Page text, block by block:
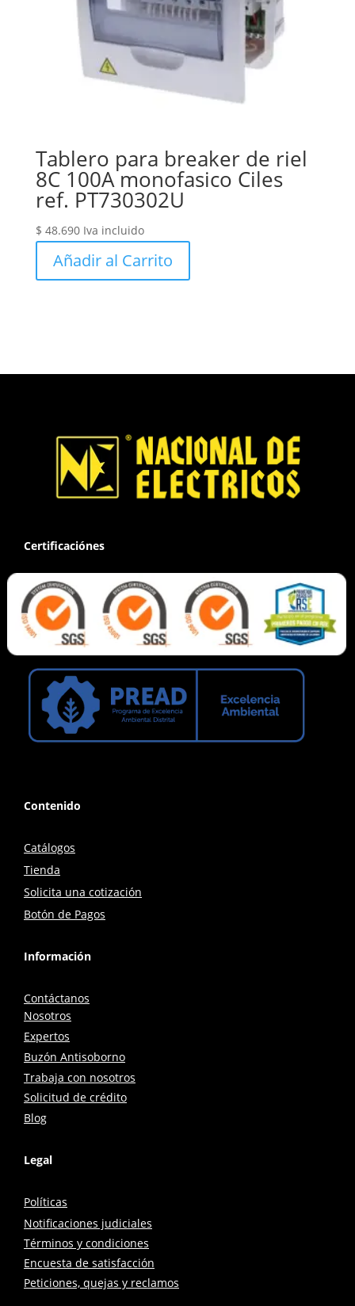
Tablero para breaker de riel
8C 100A monofasico Ciles
ref. PT730302U
$ 48.690 Iva incluido
Añadir al Carrito
Certificaciónes
Contenido
Catálogos
Tienda
Solicita una cotización
Botón de Pagos
Información
Contáctanos
Nosotros
Expertos
Buzón Antisoborno
Trabaja con nosotros
Solicitud de crédito
Blog
Legal
Políticas
Notificaciones judiciales
Términos y condiciones
Encuesta de satisfacción
Peticiones, quejas y reclamos